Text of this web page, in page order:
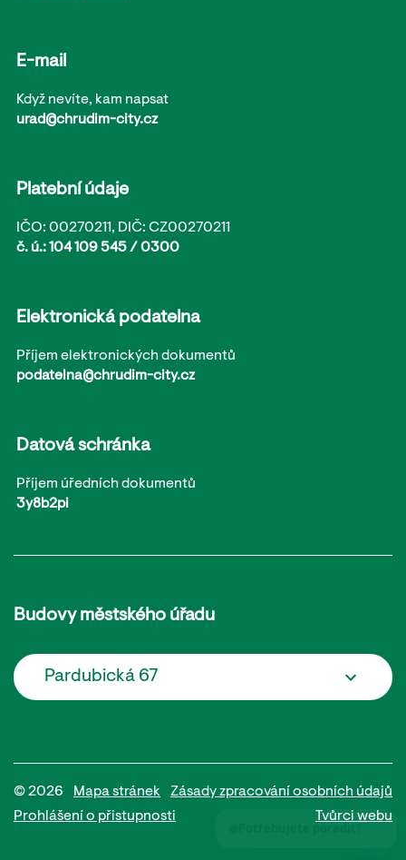
E-mail
Když nevíte, kam napsat
urad@chrudim-city.cz
Platební údaje
IČO: 00270211, DIČ: CZ00270211
č. ú.: 104 109 545 / 0300
Elektronická podatelna
Příjem elektronických dokumentů
podatelna@chrudim-city.cz
Datová schránka
Příjem úředních dokumentů
3y8b2pi
Budovy městského úřadu
Pardubická 67
© 2026 Mapa stránek
Zásady zpracování osobních údajů
Prohlášení o přistupnosti
Tvůrci webu
Potřebujete poradit?